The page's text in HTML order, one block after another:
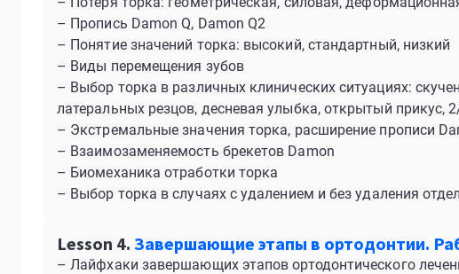
– Пропись Damon Q, Damon Q2
– Понятие значений торка: высокий, стандартный, низкий
– Виды перемещения зубов
– Выбор торка в различных клинических ситуациях:
латеральных резцов, десневая улыбка, открытый прикус,
– Экстремальные значения торка, расширение прописи
– Взаимозаменяемость брекетов Damon
– Биомеханика отработки торка
– Выбор торка в случаях с удалением и без удаления
Lesson 4. Завершающие этапы в ортодонтии.
– Лайфхаки завершающих этапов ортодонтического